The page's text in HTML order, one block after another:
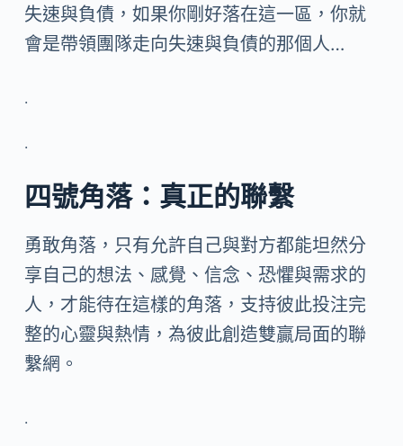
失速與負債，如果你剛好落在這一區，你就
會是帶領團隊走向失速與負債的那個人…
.
.
四號角落：真正的聯繫
勇敢角落，只有允許自己與對方都能坦然分
享自己的想法、感覺、信念、恐懼與需求的
人，才能待在這樣的角落，支持彼此投注完
整的心靈與熱情，為彼此創造雙贏局面的聯
繫網。
.